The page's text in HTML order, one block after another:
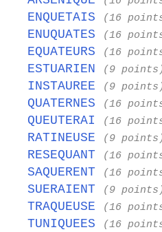
ENQUETAIS (16
ENUQUATES (16
EQUATEURS (16
ESTUARIEN (9
INSTAUREE (9
QUATERNES (16
QUEUTERAI (16
RATINEUSE (9
RESEQUANT (16
SAQUERENT (16
SUERAIENT (9
TRAQUEUSE (16
TUNIQUEES (16